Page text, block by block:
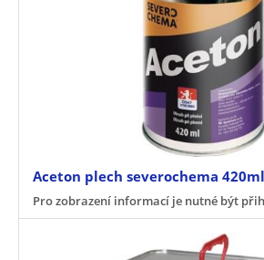
Aceton plech severochema 420ml
Pro zobrazení informací je nutné být